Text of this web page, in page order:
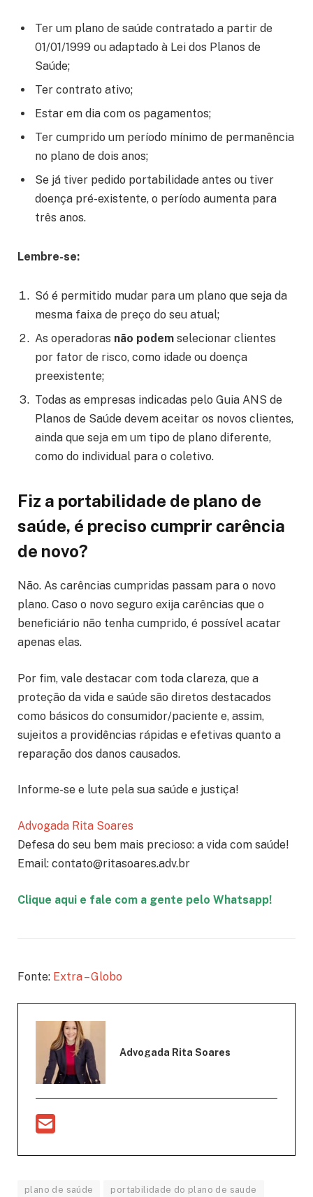
Ter um plano de saúde contratado a partir de
01/01/1999 ou adaptado à Lei dos Planos de
Saúde;
Ter contrato ativo;
Estar em dia com os pagamentos;
Ter cumprido um período mínimo de permanência
no plano de dois anos;
Se já tiver pedido portabilidade antes ou tiver
doença pré-existente, o período aumenta para
três anos.
Lembre-se:
Só é permitido mudar para um plano que seja da
mesma faixa de preço do seu atual;
As operadoras não podem selecionar clientes
por fator de risco, como idade ou doença
preexistente;
Todas as empresas indicadas pelo Guia ANS de
Planos de Saúde devem aceitar os novos clientes,
ainda que seja em um tipo de plano diferente,
como do individual para o coletivo.
Fiz a portabilidade de plano de
saúde, é preciso cumprir carência
de novo?
Não. As carências cumpridas passam para o novo
plano. Caso o novo seguro exija carências que o
beneficiário não tenha cumprido, é possível acatar
apenas elas.
Por fim, vale destacar com toda clareza, que a
proteção da vida e saúde são diretos destacados
como básicos do consumidor/paciente e, assim,
sujeitos a providências rápidas e efetivas quanto a
reparação dos danos causados.
Informe-se e lute pela sua saúde e justiça!
Advogada Rita Soares
Defesa do seu bem mais precioso: a vida com saúde!
Email: contato@ritasoares.adv.br
Clique aqui e fale com a gente pelo Whatsapp!
Fonte: Extra – Globo
Advogada Rita Soares
plano de saúde portabilidade do plano de saude